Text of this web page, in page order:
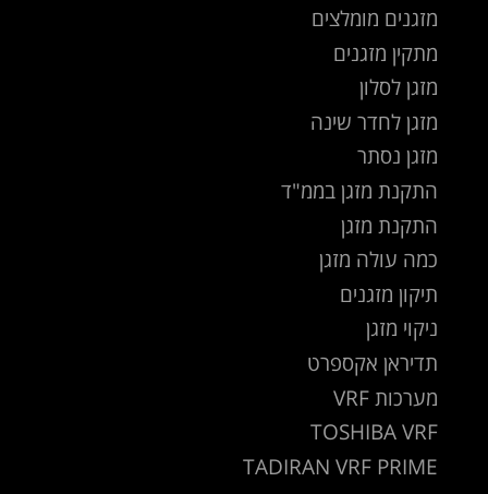
מזגנים מומלצים
מתקין מזגנים
מזגן לסלון
מזגן לחדר שינה
מזגן נסתר
התקנת מזגן בממ"ד
התקנת מזגן
כמה עולה מזגן
תיקון מזגנים
ניקוי מזגן
תדיראן אקספרט
מערכות VRF
TOSHIBA VRF
TADIRAN VRF PRIME